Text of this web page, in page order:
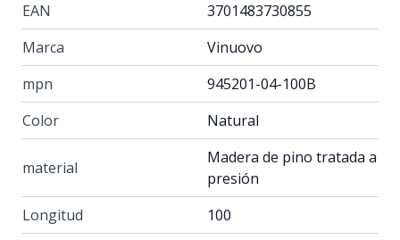
EAN
3701483730855
Marca
Vinuovo
mpn
945201-04-100B
Color
Natural
material
Madera de pino tratada a
presión
Longitud
100